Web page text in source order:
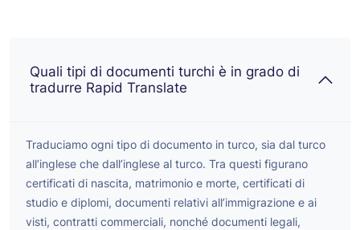
Quali tipi di documenti turchi è in grado di
tradurre Rapid Translate
Traduciamo ogni tipo di documento in turco, sia dal turco
all’inglese che dall’inglese al turco. Tra questi figurano
certificati di nascita, matrimonio e morte, certificati di
studio e diplomi, documenti relativi all’immigrazione e ai
visti, contratti commerciali, nonché documenti legali,